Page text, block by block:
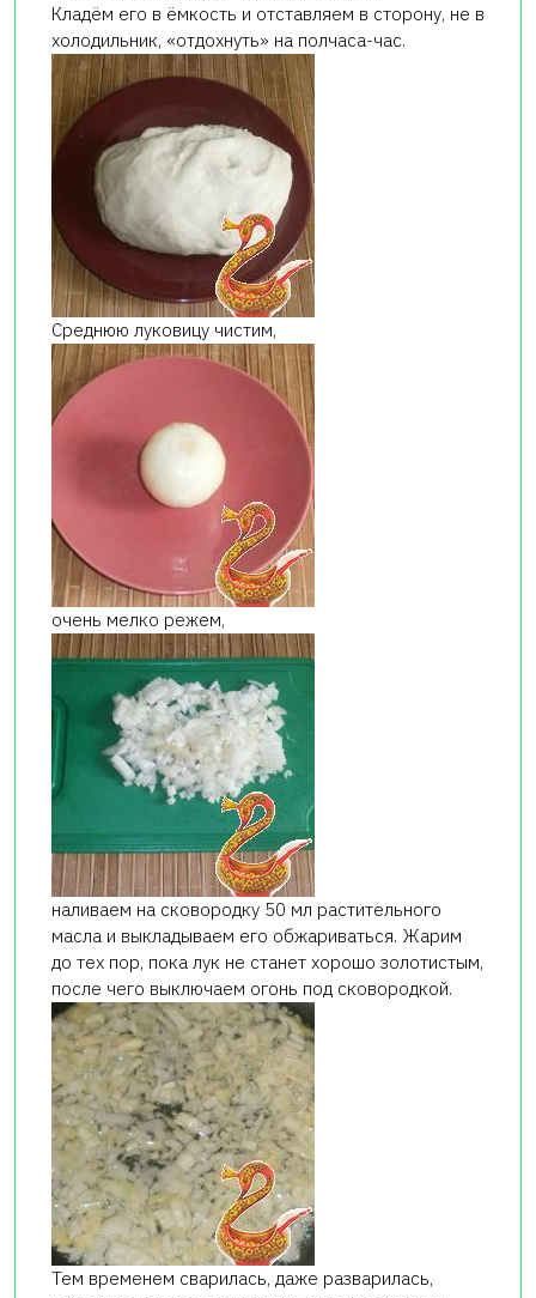
Кладём его в ёмкость и отставляем в сторону, не в
холодильник, «отдохнуть» на полчаса-час.
Среднюю луковицу чистим,
очень мелко режем,
наливаем на сковородку 50 мл растительного
масла и выкладываем его обжариваться. Жарим
до тех пор, пока лук не станет хорошо золотистым,
после чего выключаем огонь под сковородкой.
Тем временем сварилась, даже разварилась,